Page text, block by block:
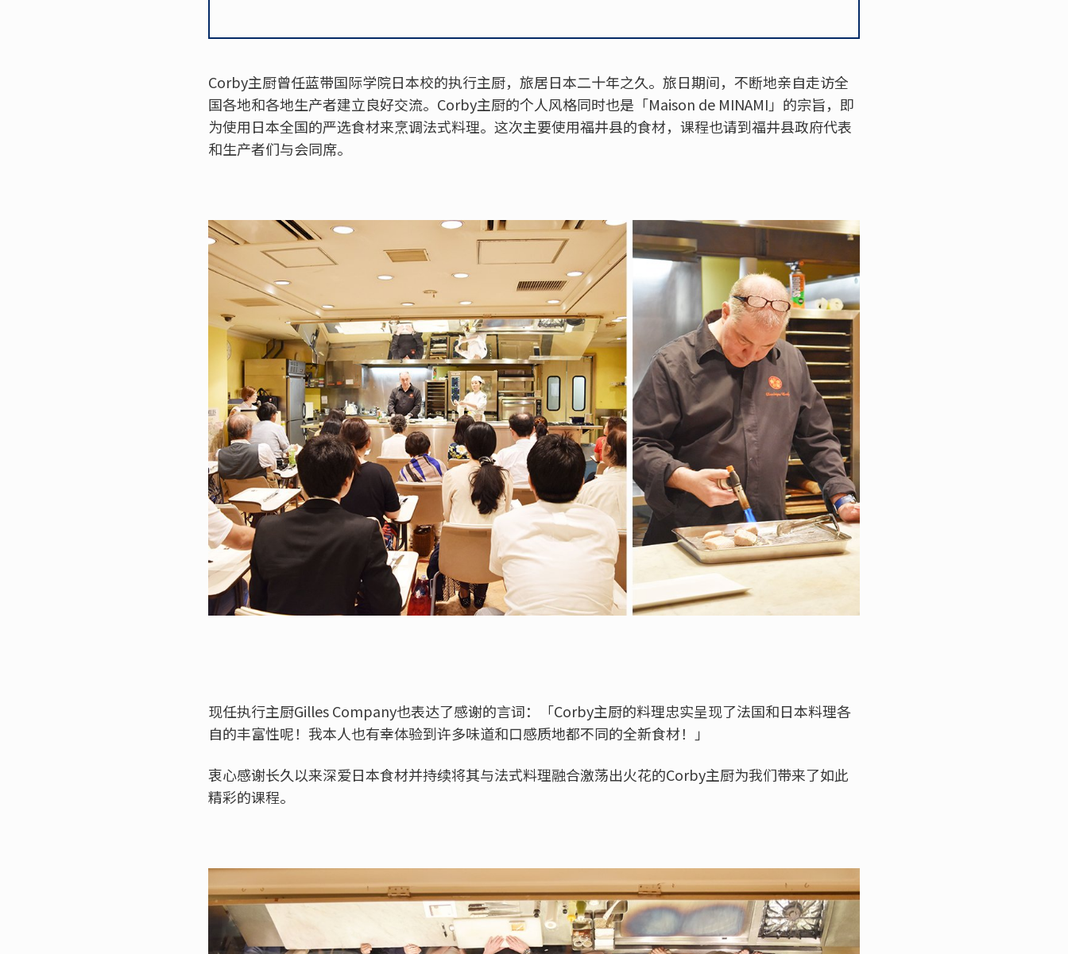
Corby主厨曾任蓝带国际学院日本校的执行主厨，旅居日本二十年之久。旅日期间，不断地亲自走访全
国各地和各地生产者建立良好交流。Corby主厨的个人风格同时也是「Maison de MINAMI」的宗旨，即
为使用日本全国的严选食材来烹调法式料理。这次主要使用福井县的食材，课程也请到福井县政府代表
和生产者们与会同席。
现任执行主厨Gilles Company也表达了感谢的言词：「Corby主厨的料理忠实呈现了法国和日本料理各
自的丰富性呢！我本人也有幸体验到许多味道和口感质地都不同的全新食材！」
衷心感谢长久以来深爱日本食材并持续将其与法式料理融合激荡出火花的Corby主厨为我们带来了如此
精彩的课程。